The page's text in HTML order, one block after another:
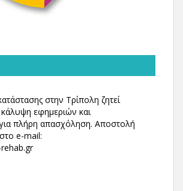
στην Τρίπολη ζητεί
κάλυψη εφημεριών και
πλήρη απασχόληση. Αποστολή
e-mail: